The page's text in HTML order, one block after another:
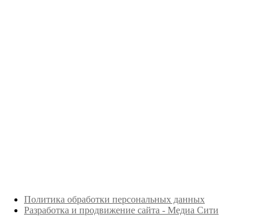
Политика обработки персональных данных
Разработка и продвижение сайта - Медиа Сити